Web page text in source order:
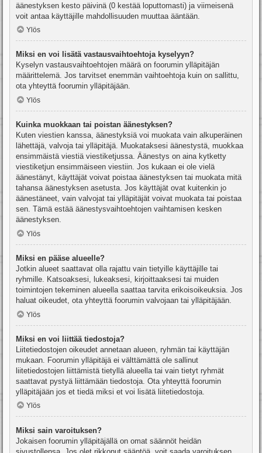
äänestyksen kesto päivinä (0 kestää loputtomasti) ja viimeisenä
voit antaa käyttäjille mahdollisuuden muuttaa ääntään.
Ylös
Miksi en voi lisätä vastausvaihtoehtoja kyselyyn?
Kyselyn vastausvaihtoehtojen määrä on foorumin ylläpitäjän
määrittelemä. Jos tarvitset enemmän vaihtoehtoja kuin on sallittu,
ota yhteyttä foorumin ylläpitäjään.
Ylös
Kuinka muokkaan tai poistan äänestyksen?
Kuten viestien kanssa, äänestyksiä voi muokata vain alkuperäinen
lähettäjä, valvoja tai ylläpitäjä. Muokataksesi äänestystä, muokkaa
ensimmäistä viestiä viestiketjussa. Äänestys on aina kytketty
viestiketjun ensimmäiseen viestiin. Jos kukaan ei ole vielä
äänestänyt, käyttäjät voivat poistaa äänestyksen tai muokata mitä
tahansa äänestyksen asetusta. Jos käyttäjät ovat kuitenkin jo
äänestäneet, vain valvojat tai ylläpitäjät voivat muokata tai poistaa
sen. Tämä estää äänestysvaihtoehtojen vaihtamisen kesken
äänestyksen.
Ylös
Miksi en pääse alueelle?
Jotkin alueet saattavat olla rajattu vain tietyille käyttäjille tai
ryhmille. Katsoaksesi, lukeaksesi, kirjoittaaksesi tai muiden
toimintojen tekeminen alueella saattaa tarvita erikoisoikeuksia. Jos
haluat oikeudet, ota yhteyttä foorumin valvojaan tai ylläpitäjään.
Ylös
Miksi en voi liittää tiedostoja?
Liitetiedostojen oikeudet annetaan alueen, ryhmän tai käyttäjän
mukaan. Foorumin ylläpitäjä ei välttämättä ole sallinut
liitetiedostojen liittämistä tietyllä alueella tai vain tietyt ryhmät
saattavat pystyä liittämään tiedostoja. Ota yhteyttä foorumin
ylläpitäjään jos et tiedä miksi et voi lisätä liitetiedostoja.
Ylös
Miksi sain varoituksen?
Jokaisen foorumin ylläpitäjällä on omat säännöt heidän